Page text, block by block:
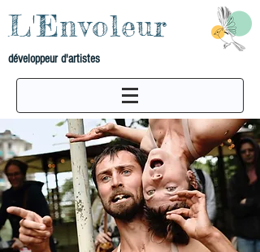
L'Envoleur
développeur d'artistes